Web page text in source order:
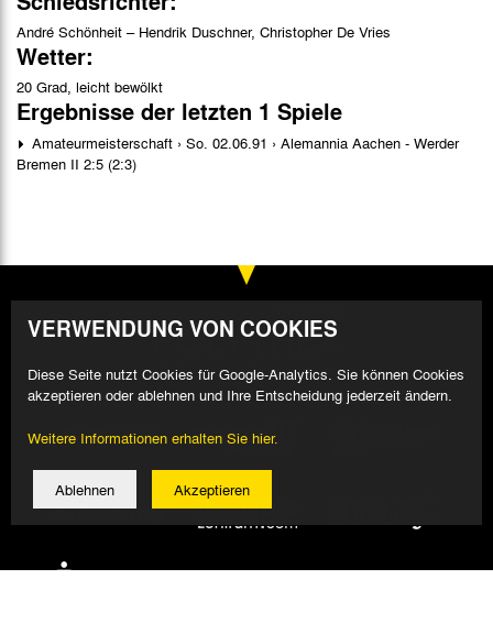
André Schönheit – Hendrik Duschner, Christopher De Vries
Wetter:
20 Grad, leicht bewölkt
Ergebnisse der letzten 1 Spiele
Amateurmeisterschaft › So. 02.06.91 › Alemannia Aachen - Werder
Bremen II 2:5 (2:3)
VERWENDUNG VON COOKIES
Diese Seite nutzt Cookies für Google-Analytics. Sie können Cookies
akzeptieren oder ablehnen und Ihre Entscheidung jederzeit ändern.
Weitere Informationen erhalten Sie hier.
Ablehnen Akzeptieren